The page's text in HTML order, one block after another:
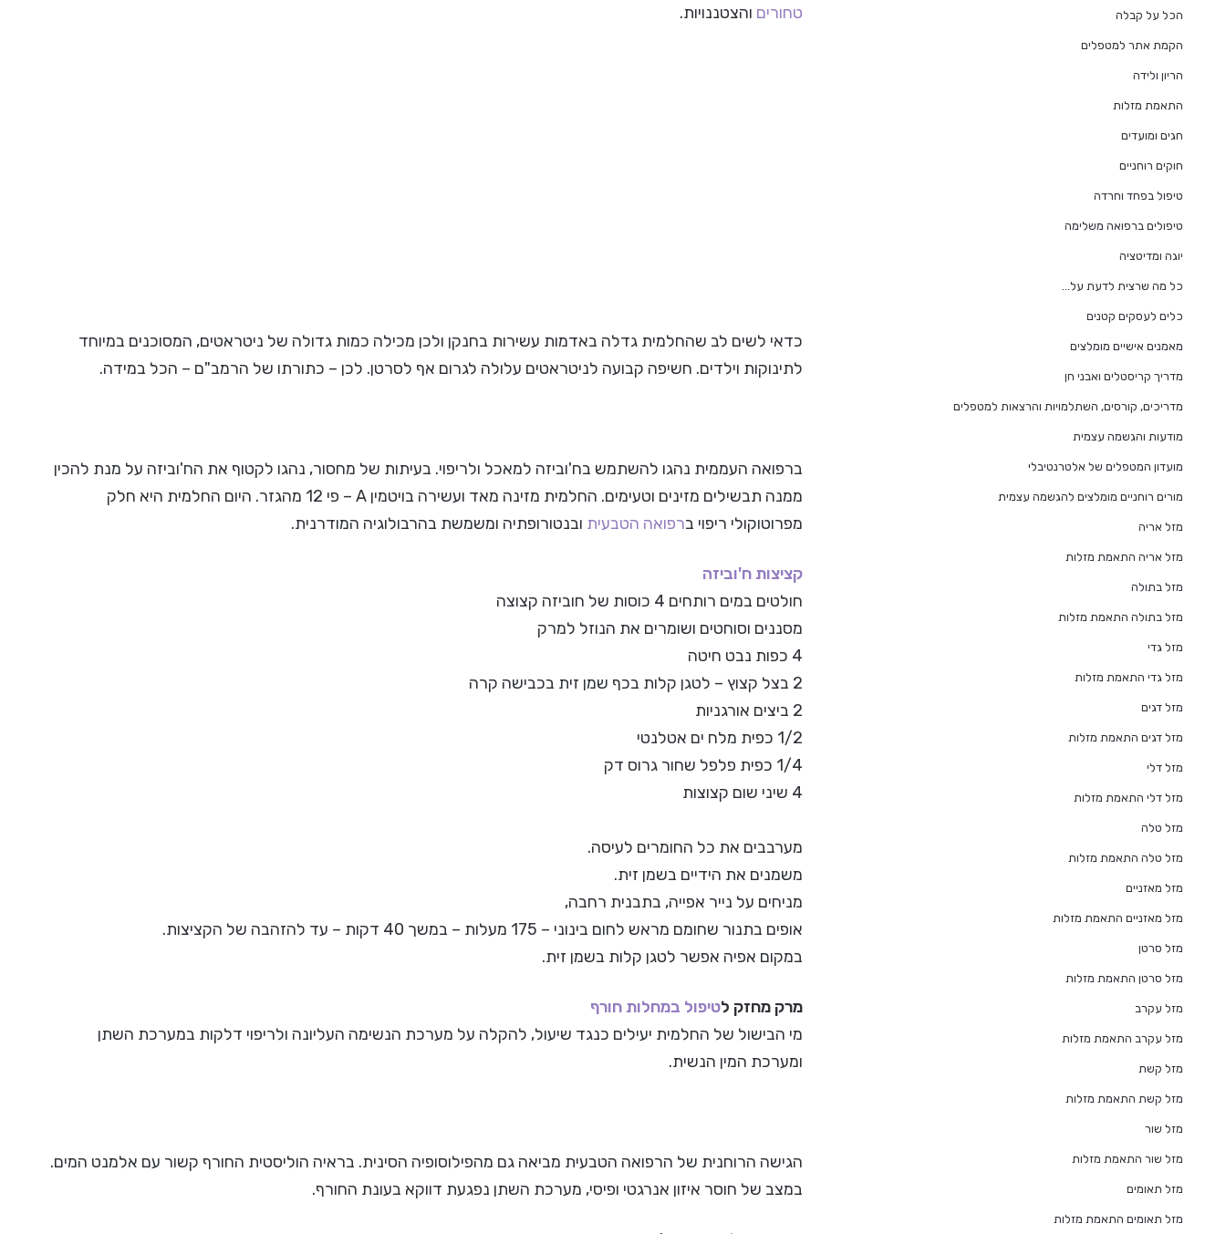
טחורים והצטננויות.
כדאי לשים לב שהחלמית גדלה באדמות עשירות בחנקן ולכן מכילה כמות גדולה של ניטראטים, המסוכנים במיוחד
לתינוקות וילדים. חשיפה קבועה לניטראטים עלולה לגרום אף לסרטן. לכן – כתורתו של הרמב"ם – הכל במידה.
ברפואה העממית נהגו להשתמש בח'וביזה למאכל ולריפוי. בעיתות של מחסור, נהגו לקטוף את הח'וביזה על מנת להכין
ממנה תבשילים מזינים וטעימים. החלמית מזינה מאד ועשירה בויטמין A – פי 12 מהגזר. היום החלמית היא חלק
מפרוטוקולי ריפוי ברפואה הטבעית ובנטורופתיה ומשמשת בהרבולוגיה המודרנית.
קציצות ח'וביזה
חולטים במים רותחים 4 כוסות של חוביזה קצוצה
מסננים וסוחטים ושומרים את הנוזל למרק
4 כפות נבט חיטה
2 בצל קצוץ – לטגן קלות בכף שמן זית בכבישה קרה
2 ביצים אורגניות
1/2 כפית מלח ים אטלנטי
1/4 כפית פלפל שחור גרוס דק
4 שיני שום קצוצות
מערבבים את כל החומרים לעיסה.
משמנים את הידיים בשמן זית.
מניחים על נייר אפייה, בתבנית רחבה,
אופים בתנור שחומם מראש לחום בינוני – 175 מעלות – במשך 40 דקות – עד להזהבה של הקציצות.
במקום אפיה אפשר לטגן קלות בשמן זית.
מרק מחזק לטיפול במחלות חורף
מי הבישול של החלמית יעילים כנגד שיעול, להקלה על מערכת הנשימה העליונה ולריפוי דלקות במערכת השתן
ומערכת המין הנשית.
הגישה הרוחנית של הרפואה הטבעית מביאה גם מהפילוסופיה הסינית. בראיה הוליסטית החורף קשור עם אלמנט המים.
במצב של חוסר איזון אנרגטי ופיסי, מערכת השתן נפגעת דווקא בעונת החורף.
הכל על קבלה
הקמת אתר למטפלים
הריון ולידה
התאמת מזלות
חגים ומועדים
חוקים רוחניים
טיפול בפחד וחרדה
טיפולים ברפואה משלימה
יוגה ומדיטציה
כל מה שרצית לדעת על…
כלים לעסקים קטנים
מאמנים אישיים מומלצים
מדריך קריסטלים ואבני חן
מדריכים, קורסים, השתלמויות והרצאות למטפלים
מודעות והגשמה עצמית
מועדון המטפלים של אלטרנטיבלי
מורים רוחניים מומלצים להגשמה עצמית
מזל אריה
מזל אריה התאמת מזלות
מזל בתולה
מזל בתולה התאמת מזלות
מזל גדי
מזל גדי התאמת מזלות
מזל דגים
מזל דגים התאמת מזלות
מזל דלי
מזל דלי התאמת מזלות
מזל טלה
מזל טלה התאמת מזלות
מזל מאזניים
מזל מאזניים התאמת מזלות
מזל סרטן
מזל סרטן התאמת מזלות
מזל עקרב
מזל עקרב התאמת מזלות
מזל קשת
מזל קשת התאמת מזלות
מזל שור
מזל שור התאמת מזלות
מזל תאומים
מזל תאומים התאמת מזלות